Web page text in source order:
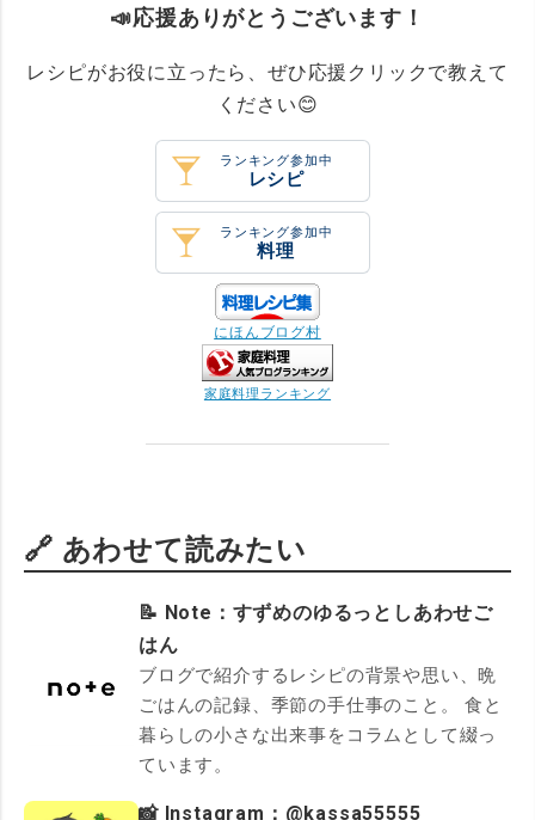
📣応援ありがとうございます！
レシピがお役に立ったら、ぜひ応援クリックで教えて
ください😊
ランキング参加中
レシピ
ランキング参加中
料理
にほんブログ村
家庭料理ランキング
🔗 あわせて読みたい
📝 Note：すずめのゆるっとしあわせご
はん
ブログで紹介するレシピの背景や思い、晩
ごはんの記録、季節の手仕事のこと。 食と
暮らしの小さな出来事をコラムとして綴っ
ています。
📸 Instagram：@kassa55555